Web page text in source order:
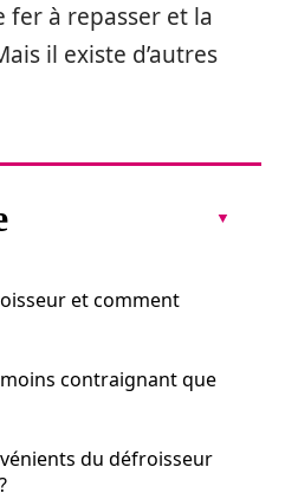
fer à repasser et la
il existe d’autres
et comment
contraignant que
du défroisseur